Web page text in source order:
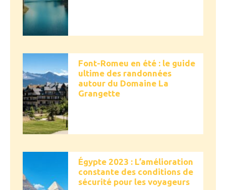
Font-Romeu en été : le guide
ultime des randonnées
autour du Domaine La
Grangette
Égypte 2023 : L’amélioration
constante des conditions de
sécurité pour les voyageurs